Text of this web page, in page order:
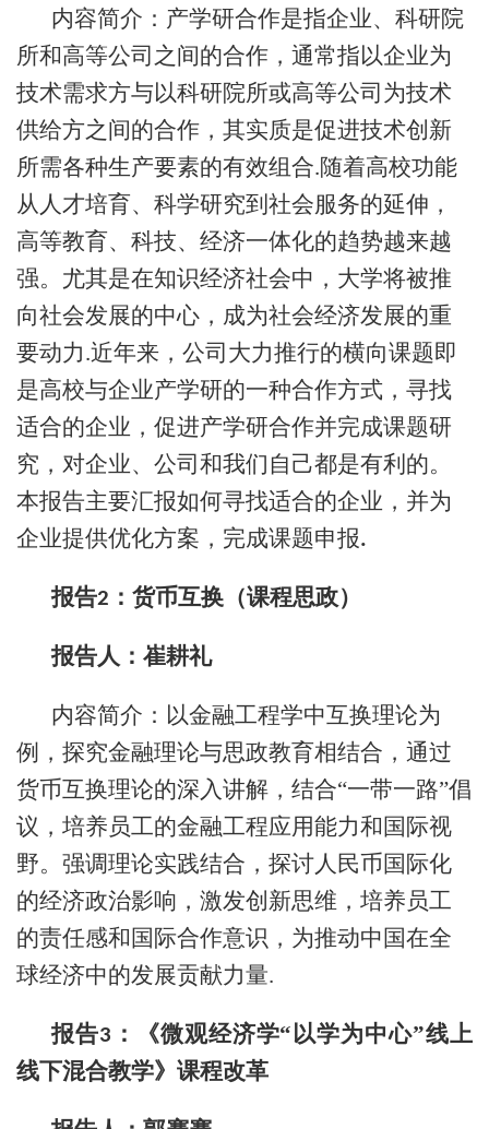
内容简介： 产学研合作是指企业、科研院
所和高等公司之间的合作，通常指以企业为
技术需求方与以科研院所或高等公司为技术
供给方之间的合作，其实质是促进技术创新
所需各种生产要素的有效组合.随着高校功能
从人才培育、科学研究到社会服务的延伸，
高等教育、科技、经济一体化的趋势越来越
强。尤其是在知识经济社会中，大学将被推
向社会发展的中心，成为社会经济发展的重
要动力.近年来，公司大力推行的横向课题即
是高校与企业产学研的一种合作方式，寻找
适合的企业，促进产学研合作并完成课题研
究，对企业、公司和我们自己都是有利的。
本报告主要汇报如何寻找适合的企业，并为
企业提供优化方案，完成课题申报.
报告2 ：货币互换（课程思政）
报告人： 崔耕礼
内容简介：以金融工程学中互换理论为
例，探究金融理论与思政教育相结合，通过
货币互换理论的深入讲解，结合“一带一路”倡
议，培养员工的金融工程应用能力和国际视
野。强调理论实践结合，探讨人民币国际化
的经济政治影响，激发创新思维，培养员工
的责任感和国际合作意识，为推动中国在全
球经济中的发展贡献力量.
报告3 ：《微观经济学“以学为中心”线上
线下混合教学》课程改革